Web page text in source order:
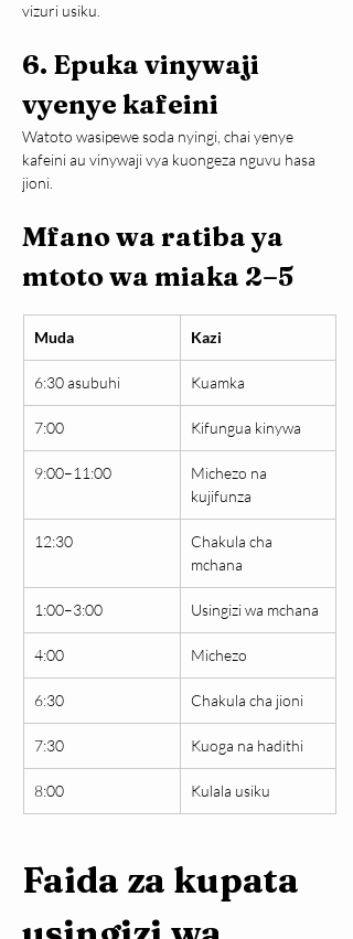
vizuri usiku.
6. Epuka vinywaji
vyenye kafeini
Watoto wasipewe soda nyingi, chai yenye
kafeini au vinywaji vya kuongeza nguvu hasa
jioni.
Mfano wa ratiba ya
mtoto wa miaka 2–5
Muda Kazi
6:30 asubuhi Kuamka
7:00 Kifungua kinywa
9:00–11:00
Michezo na
kujifunza
12:30
Chakula cha
mchana
1:00–3:00 Usingizi wa mchana
4:00 Michezo
6:30 Chakula cha jioni
7:30 Kuoga na hadithi
8:00 Kulala usiku
Faida za kupata